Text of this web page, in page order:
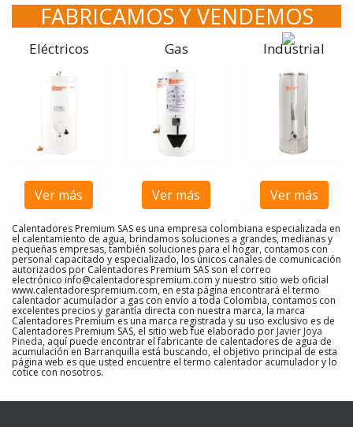
FABRICAMOS Y VENDEMOS
Eléctricos
Ver más
Gas
Ver más
Industrial
Ver más
Calentadores Premium SAS es una empresa colombiana especializada en
el calentamiento de agua, brindamos soluciones a grandes, medianas y
pequeñas empresas, también soluciones para el hogar, contamos con
personal capacitado y especializado, los únicos canales de comunicación
autorizados por Calentadores Premium SAS son el correo
electrónico info@calentadorespremium.com y nuestro sitio web oficial
www.calentadorespremium.com, en esta página encontrará el termo
calentador acumulador a gas con envío a toda Colombia, contamos con
excelentes precios y garantía directa con nuestra marca, la marca
Calentadores Premium es una marca registrada y su uso exclusivo es de
Calentadores Premium SAS, el sitio web fue elaborado por Javier Joya
Pineda, aquí puede encontrar el fabricante de calentadores de agua de
acumulación en Barranquilla está buscando, el objetivo principal de esta
página web es que usted encuentre el termo calentador acumulador y lo
cotice con nosotros.